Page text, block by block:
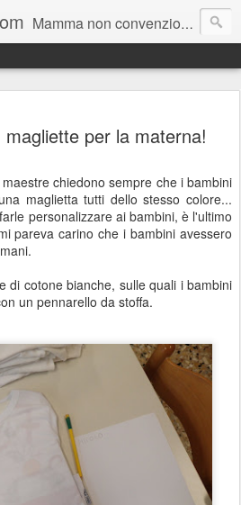
Mamma non convenzionale alle prese con due figlie che crescono in fretta ... unica salvezza: la fantasia!
per la materna!
chiedono sempre che i bambini
maglietta tutti dello stesso colore...
personalizzare ai bambini, è l'ultimo
pareva carino che i bambini avessero
di cotone bianche, sulle quali i bambini
un pennarello da stoffa.